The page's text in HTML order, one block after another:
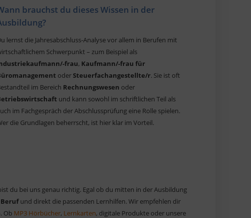
brauchst du dieses Wissen in der
lernst die Jahresabschluss-Analyse vor allem in Berufen mit
Schwerpunkt – zum Beispiel als
frau, Kaufmann/-frau für
oderSteuerfachangestellte/r. Sie ist oft
im Bereich Rechnungswesen oder
und kann sowohl im schriftlichen Teil als
im Fachgespräch der Abschlussprüfung eine Rolle spielen.
die Grundlagen beherrscht, ist hier klar im Vorteil.
du bei uns genau richtig. Egal ob du mitten in der Ausbildung
und direkt die passenden Lernhilfen. Wir empfehlen dir
Ob MP3 Hörbücher, Lernkarten, digitale Produkte oder unsere